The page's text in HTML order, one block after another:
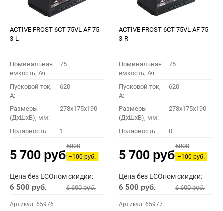
ACTIVE FROST 6СТ-75VL АF 75-
3-L
Номинальная
емкость, Ач:
75
Пусковой ток,
A:
620
Размеры
(ДхШхВ), мм:
278x175x190
Полярность: 1
5 700 руб.
5800
−100руб.
Цена без ECOном скидки:
6 500 руб. 6 600руб.
Артикул: 65976
ACTIVE FROST 6СТ-75VL АF 75-
3-R
Номинальная
емкость, Ач:
75
Пусковой ток,
A:
620
Размеры
(ДхШхВ), мм:
278x175x190
Полярность: 0
5 700 руб.
5800
−100руб.
Цена без ECOном скидки:
6 500 руб. 6 600руб.
Артикул: 65977